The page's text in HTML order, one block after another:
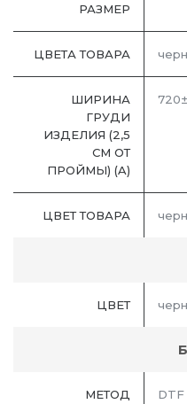
РАЗМЕР
ЦВЕТА ТОВАРА
ШИРИНА
ГРУДИ
ИЗДЕЛИЯ (2,5
СМ ОТ
ПРОЙМЫ) (A)
ЦВЕТ ТОВАРА
ЦВЕТ
МЕТОД
DTF